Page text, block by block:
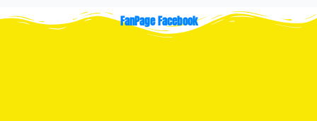
FanPage Facebook